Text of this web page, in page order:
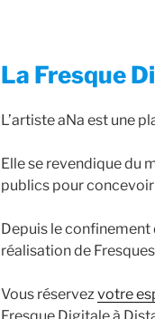
La Fresque
L’artiste aNa est une
Elle se revendique du
publics pour
Depuis le confinement
réalisation de
Vous réservez votre
Fresque Digitale à